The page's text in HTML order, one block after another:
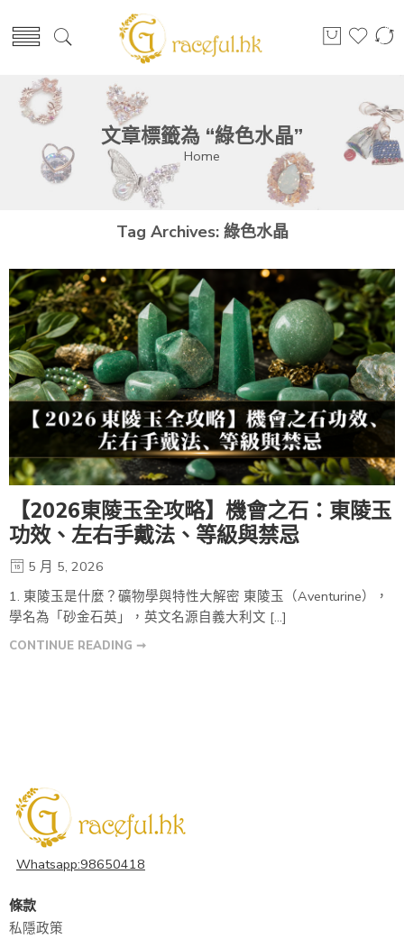
文章標籤為 “綠色水晶”
Home
Tag Archives: 綠色水晶
【2026東陵玉全攻略】機會之石：東陵玉
功效、左右手戴法、等級與禁忌
5 月 5, 2026
1. 東陵玉是什麼？礦物學與特性大解密 東陵玉（Aventurine），
學名為「砂金石英」，英文名源自義大利文 […]
CONTINUE READING ➞
Whatsapp:98650418
條款
私隱政策